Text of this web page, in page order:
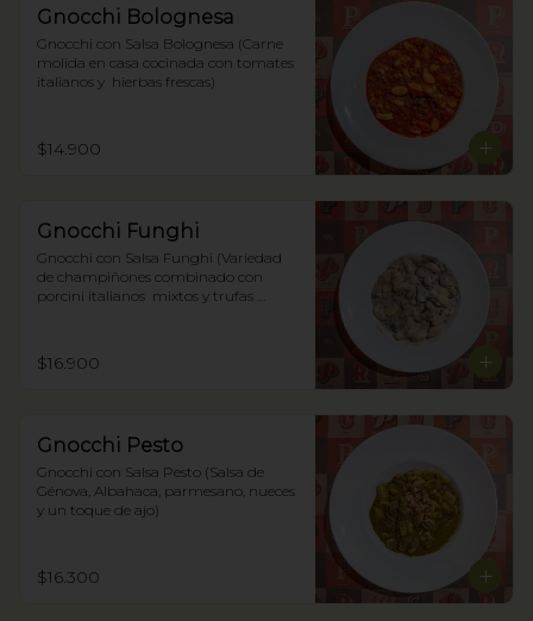
Gnocchi Bolognesa
Gnocchi con Salsa Bolognesa (Carne
molida en casa cocinada con tomates
italianos y  hierbas frescas)
$14.900
Gnocchi Funghi
Gnocchi con Salsa Funghi (Variedad
de champiñones combinado con
porcini italianos  mixtos y trufas
$16.900
Gnocchi Pesto
Gnocchi con Salsa Pesto (Salsa de
Génova, Albahaca, parmesano, nueces
y un toque de ajo)
$16.300